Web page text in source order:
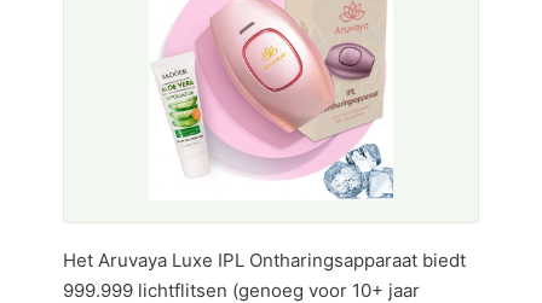
Het Aruvaya Luxe IPL Ontharingsapparaat biedt
999.999 lichtflitsen (genoeg voor 10+ jaar